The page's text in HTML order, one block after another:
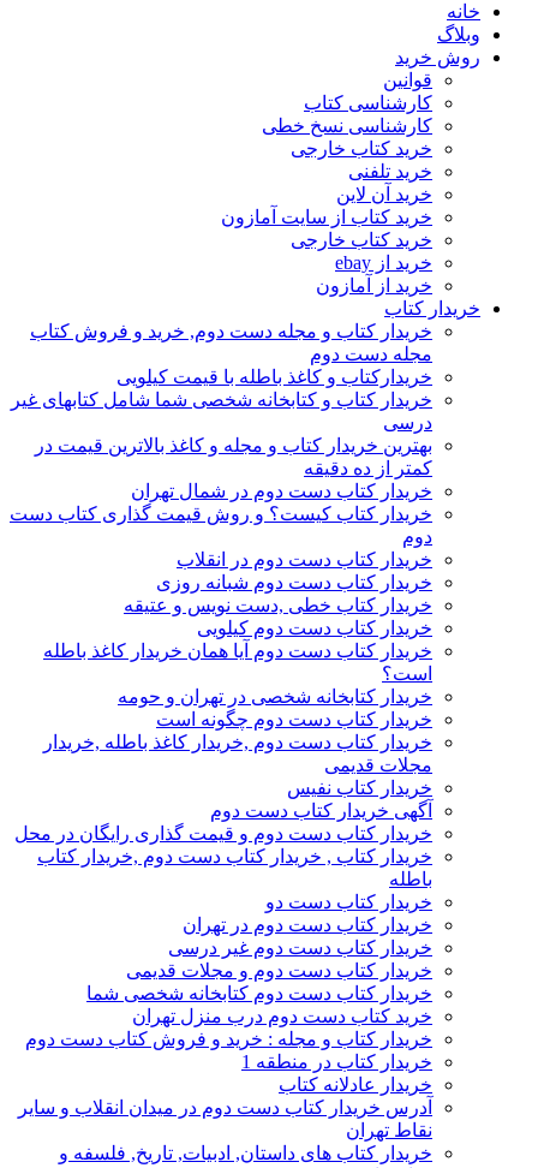
خانه
وبلاگ
روش خرید
قوانین
کارشناسی کتاب
کارشناسی نسخ خطی
خرید کتاب خارجی
خرید تلفنی
خرید آن لاین
خرید کتاب از سایت آمازون
خرید کتاب خارجی
خرید از ebay
خرید از آمازون
خریدار کتاب
خریدار کتاب و مجله دست دوم, خرید و فروش کتاب
مجله دست دوم
خریدارکتاب و کاغذ باطله با قیمت کیلویی
خریدار کتاب و کتابخانه شخصی شما شامل کتابهای غیر
درسی
بهترین خریدار کتاب و مجله و کاغذ بالاترین قیمت در
کمتر از ده دقیقه
خریدار کتاب دست دوم در شمال تهران
خریدار کتاب کیست؟ و روش قیمت گذاری کتاب دست
دوم
خریدار کتاب دست دوم در انقلاب
خریدار کتاب دست دوم شبانه روزی
خریدار کتاب خطی ,دست نویس و عتیقه
خریدار کتاب دست دوم کیلویی
خریدار کتاب دست دوم آیا همان خریدار کاغذ باطله
است؟
خریدار کتابخانه شخصی در تهران و حومه
خریدار کتاب دست دوم چگونه است
خریدار کتاب دست دوم ,خریدار کاغذ باطله ,خریدار
مجلات قدیمی
خریدار کتاب نفیس
آگهی خریدار کتاب دست دوم
خریدار کتاب دست دوم و قیمت گذاری رایگان در محل
خریدار کتاب , خریدار کتاب دست دوم ,خریدار کتاب
باطله
خریدار کتاب دست دو
خریدار کتاب دست دوم در تهران
خریدار کتاب دست دوم غیر درسی
خریدار کتاب دست دوم و مجلات قدیمی
خریدار کتاب دست دوم کتابخانه شخصی شما
خرید کتاب دست دوم درب منزل تهران
خریدار کتاب و مجله : خرید و فروش کتاب دست دوم
خریدار کتاب در منطقه 1
خریدار عادلانه کتاب
آدرس خریدار کتاب دست دوم در میدان انقلاب و سایر
نقاط تهران
خریدار کتاب های داستان, ادبیات, تاریخ, فلسفه و